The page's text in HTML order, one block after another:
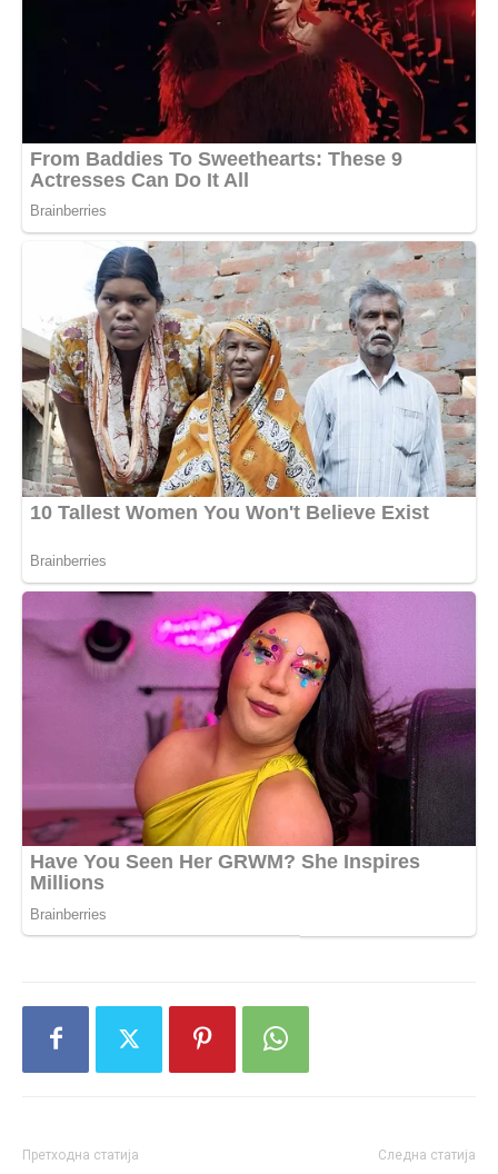
Претходна статија Следна статија